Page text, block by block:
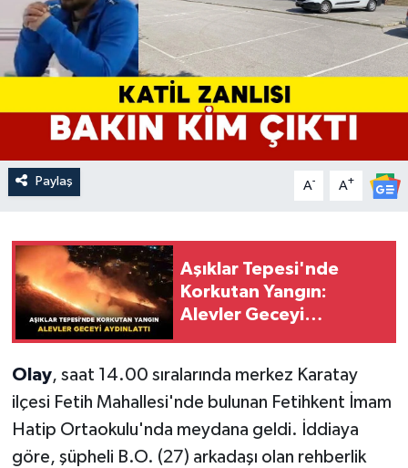
Paylaş A- A+
Aşıklar Tepesi'nde
Korkutan Yangın:
Alevler Geceyi
Olay, saat 14.00 sıralarında merkez Karatay
ilçesi Fetih Mahallesi'nde bulunan Fetihkent İmam
Hatip Ortaokulu'nda meydana geldi. İddiaya
göre, şüpheli B.O. (27) arkadaşı olan rehberlik